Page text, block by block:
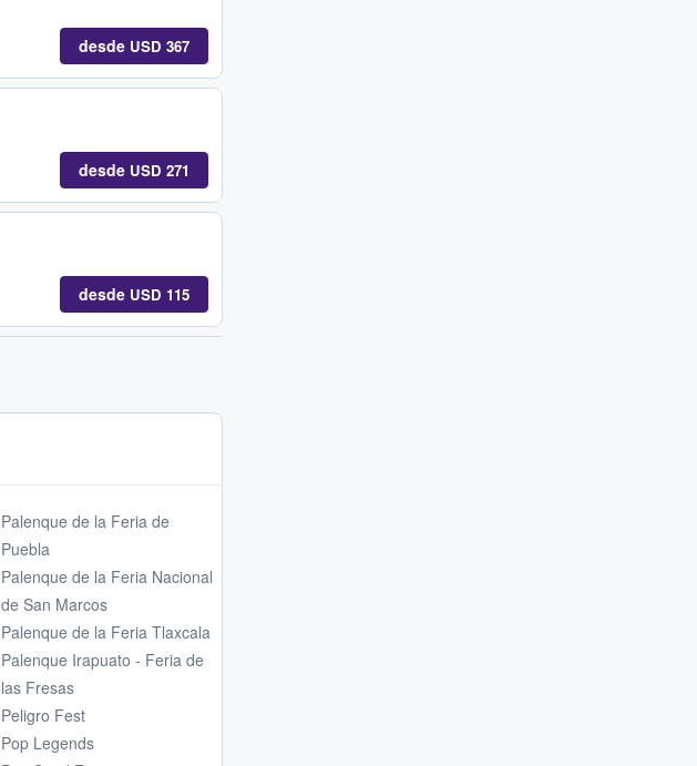
desde USD 367
desde USD 271
desde USD 115
Palenque de la Feria de
Puebla
Palenque de la Feria Nacional
de San Marcos
Palenque de la Feria Tlaxcala
Palenque Irapuato - Feria de
las Fresas
Peligro Fest
Pop Legends